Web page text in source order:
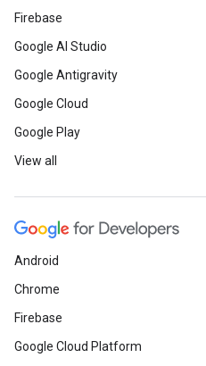
Firebase
Google AI Studio
Google Antigravity
Google Cloud
Google Play
View all
Android
Chrome
Firebase
Google Cloud Platform